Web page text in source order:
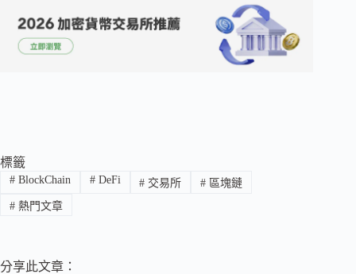
標籤
#BlockChain #DeFi # 交易所 # 區塊鏈
#熱門文章
分享此文章：